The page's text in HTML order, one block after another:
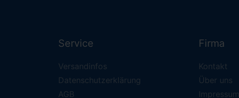
Service
Versandinfos
Datenschutzerklärung
AGB
Firma
Kontakt
Über uns
Impressum